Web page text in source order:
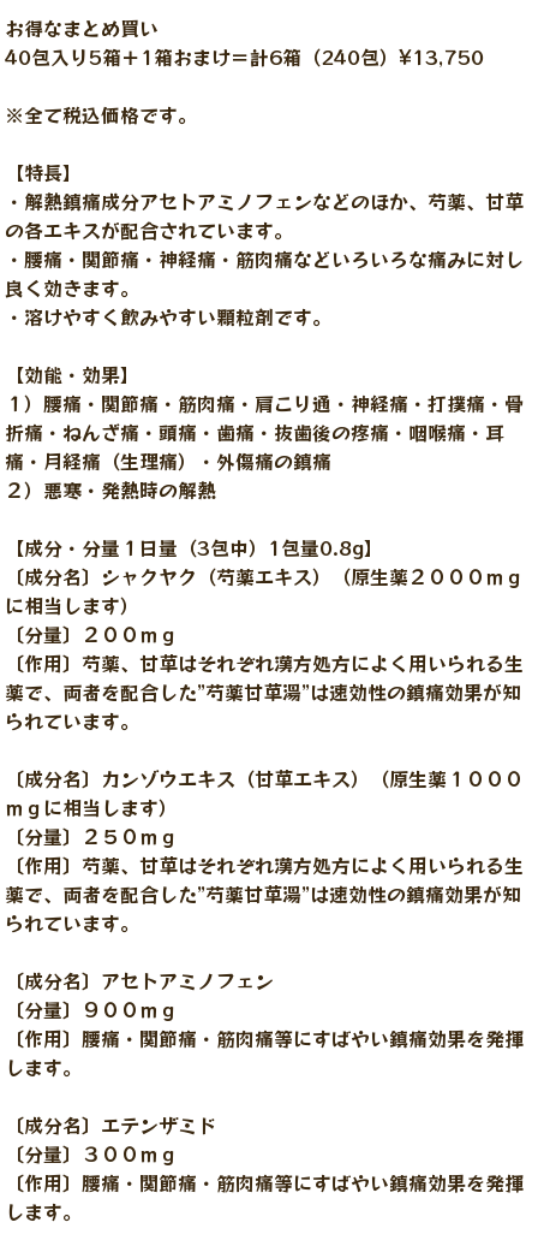
お得なまとめ買い
40包入り5箱＋1箱おまけ＝計6箱（240包）¥13,750
※全て税込価格です。
【特長】
・解熱鎮痛成分アセトアミノフェンなどのほか、芍薬、甘草
の各エキスが配合されています。
・腰痛・関節痛・神経痛・筋肉痛などいろいろな痛みに対し
良く効きます。
・溶けやすく飲みやすい顆粒剤です。
【効能・効果】
１）腰痛・関節痛・筋肉痛・肩こり通・神経痛・打撲痛・骨
折痛・ねんざ痛・頭痛・歯痛・抜歯後の疼痛・咽喉痛・耳
痛・月経痛（生理痛）・外傷痛の鎮痛
２）悪寒・発熱時の解熱
【成分・分量１日量（3包中）1包量0.8g】
〔成分名〕シャクヤク（芍薬エキス）（原生薬２０００ｍｇ
に相当します）
〔分量〕２００ｍｇ
〔作用〕芍薬、甘草はそれぞれ漢方処方によく用いられる生
薬で、両者を配合した”芍薬甘草湯”は速効性の鎮痛効果が知
られています。
〔成分名〕カンゾウエキス（甘草エキス）（原生薬１０００
ｍｇに相当します）
〔分量〕２５０ｍｇ
〔作用〕芍薬、甘草はそれぞれ漢方処方によく用いられる生
薬で、両者を配合した”芍薬甘草湯”は速効性の鎮痛効果が知
られています。
〔成分名〕アセトアミノフェン
〔分量〕９００ｍｇ
〔作用〕腰痛・関節痛・筋肉痛等にすばやい鎮痛効果を発揮
します。
〔成分名〕エテンザミド
〔分量〕３００ｍｇ
〔作用〕腰痛・関節痛・筋肉痛等にすばやい鎮痛効果を発揮
します。